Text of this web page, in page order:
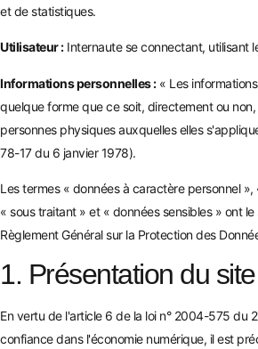
et de statistiques.
Utilisateur :Internaute se connectant, utilisant
Informations personnelles :« Les
quelque forme que ce soit, directement ou
personnes physiques auxquelles elles
78-17 du 6 janvier 1978).
Les termes « données à caractère personnel
« sous traitant » et « données sensibles » ont
Règlement Général sur la Protection des
1. Présentation du
En vertu de l'article 6 de la loi n° 2004-575 du
confiance dans l'économie numérique, il est